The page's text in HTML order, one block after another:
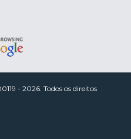
- 2026. Todos os direitos